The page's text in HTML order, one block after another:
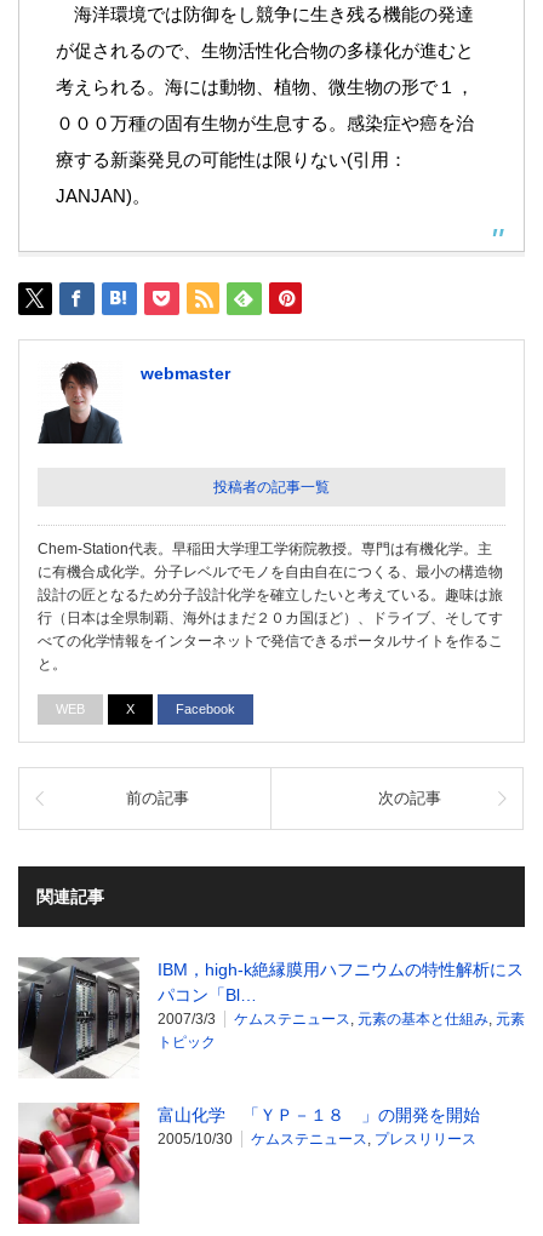
海洋環境では防御をし競争に生き残る機能の発達
が促されるので、生物活性化合物の多様化が進むと
考えられる。海には動物、植物、微生物の形で１，
０００万種の固有生物が生息する。感染症や癌を治
療する新薬発見の可能性は限りない(引用：
JANJAN)。
webmaster
投稿者の記事一覧
Chem-Station代表。早稲田大学理工学術院教授。専門は有機化学。主
に有機合成化学。分子レベルでモノを自由自在につくる、最小の構造物
設計の匠となるため分子設計化学を確立したいと考えている。趣味は旅
行（日本は全県制覇、海外はまだ２０カ国ほど）、ドライブ、そしてす
べての化学情報をインターネットで発信できるポータルサイトを作るこ
と。
WEB X Facebook
前の記事 次の記事
関連記事
IBM，high-k絶縁膜用ハフニウムの特性解析にス
パコン「Bl…
2007/3/3 ケムステニュース, 元素の基本と仕組み, 元素
トピック
富山化学 「ＹＰ－１８ 」の開発を開始
2005/10/30 ケムステニュース, プレスリリース